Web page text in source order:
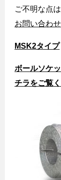
ご不明な点
お問い合わ
MSK2タイプ
ボールソケ
チラをご覧く